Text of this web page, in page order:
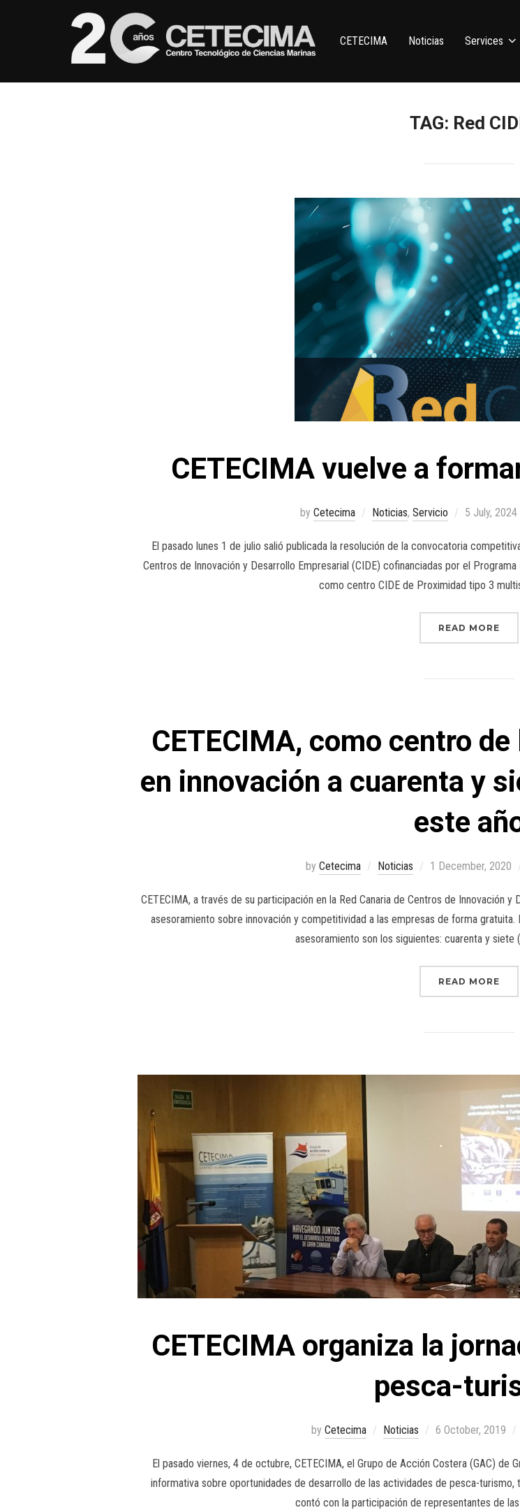
CETECIMA Noticias Services
TAG: Red
CETECIMA vuelve a
by Cetecima Noticias, Servicio 5 July, 2024
El pasado lunes 1 de julio salió publicada la resolución de la convocatoria
Centros de Innovación y Desarrollo Empresarial (CIDE) cofinanciadas por el
como centro CIDE de Proximidad tipo 3
READ MORE
CETECIMA, como centro de
en innovación a cuarenta y
este
by Cetecima Noticias 1 December, 2020
CETECIMA, a través de su participación en la Red Canaria de Centros de Innovación
asesoramiento sobre innovación y competitividad a las empresas de forma
asesoramiento son los siguientes: cuarenta y siete
READ MORE
CETECIMA organiza la
pesca-
by Cetecima Noticias 6 October, 2019
El pasado viernes, 4 de octubre, CETECIMA, el Grupo de Acción Costera (GAC) de
informativa sobre oportunidades de desarrollo de las actividades de pesca-turismo,
contó con la participación de representantes de